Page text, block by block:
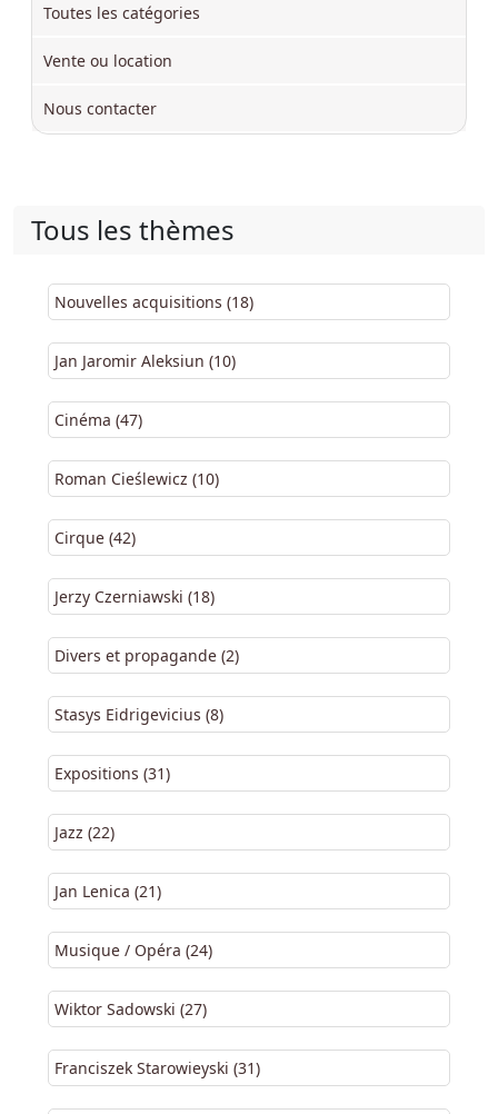
Toutes les catégories
Vente ou location
Nous contacter
Tous les thèmes
Nouvelles acquisitions (18)
Jan Jaromir Aleksiun (10)
Cinéma (47)
Roman Cieślewicz (10)
Cirque (42)
Jerzy Czerniawski (18)
Divers et propagande (2)
Stasys Eidrigevicius (8)
Expositions (31)
Jazz (22)
Jan Lenica (21)
Musique / Opéra (24)
Wiktor Sadowski (27)
Franciszek Starowieyski (31)